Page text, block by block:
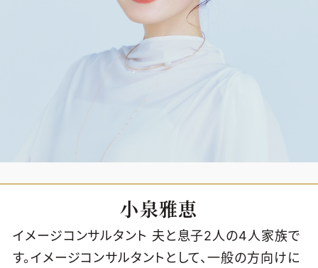
エクラプレミアムNEWS
小泉雅恵
イメージコンサルタント 夫と息子2人の4人家族で
す。イメージコンサルタントとして、一般の方向けに